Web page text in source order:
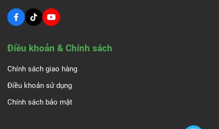
Điều khoản & Chính sách
Chính sách giao hàng
Điều khoản sử dụng
Chính sách bảo mật